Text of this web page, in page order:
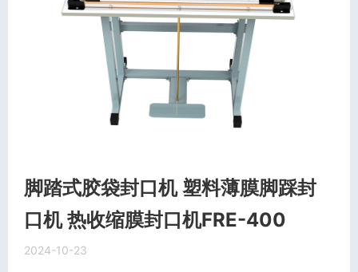
脚踏式胶袋封口机 塑料薄膜脚踩封
口机 热收缩膜封口机FRE-400
2024-10-23